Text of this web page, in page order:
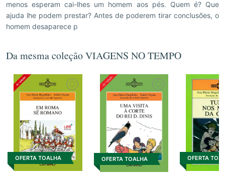
menos esperam cai-lhes um homem aos pés. Quem é? Que
ajuda lhe podem prestar? Antes de poderem tirar conclusões, o
homem desaparece p
Da mesma coleção VIAGENS NO TEMPO
OFERTA TOALHA OFERTA TOALHA OFERTA